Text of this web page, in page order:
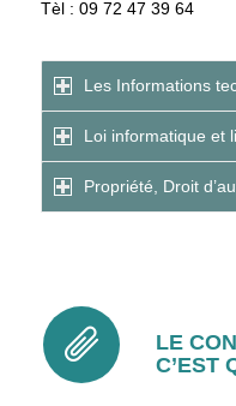
Tèl : 09 72 47 39 64
Les Informations
Loi informatique et
Propriété, Droit
LE
C’EST